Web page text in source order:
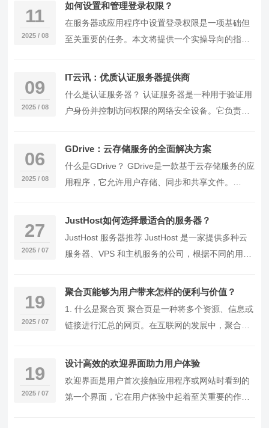
11
2025 / 08
如何设置和管理登录权限？
在服务器或应用程序中设置登录权限是一项基础但
至关重要的任务。本文将提供一个实操导向的指
使用Lin…
09
2025 / 08
IT云讯：优质认证服务器提供商
什么是认证服务器？ 认证服务器是一种用于验证用
户身份并控制访问权限的网络安全设备。它负责存
06
2025 / 08
GDrive：云存储服务的全面解决方案
什么是GDrive？ GDrive是一款基于云存储服务的应
用程序，它允许用户存储、同步和共享文件。
27
2025 / 07
JustHost如何选择最适合的服务器？
JustHost 服务器推荐 JustHost 是一家提供多种云
服务器、VPS 和主机服务的公司，根据不同的用户
19
2025 / 07
聚合页能够为用户带来怎样的便利与价值？
1. 什么是聚合页 聚合页是一种将多个资源、信息或
链接进行汇总的网页。在互联网的发展中，聚合页
多…
19
2025 / 07
设计高效的欢迎界面助力用户体验
欢迎界面是用户首次接触应用程序或网站时看到的
第一个界面，它在用户体验中起着至关重要的作